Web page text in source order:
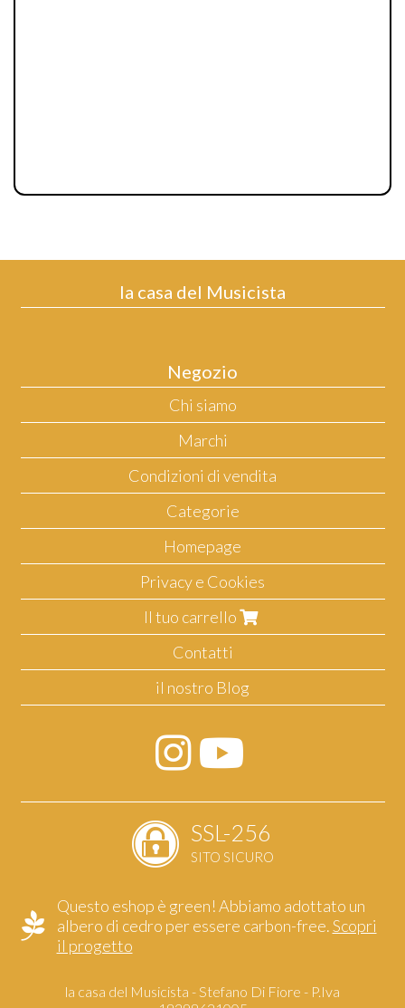
la casa del Musicista
Negozio
Chi siamo
Marchi
Condizioni di vendita
Categorie
Homepage
Privacy e Cookies
Il tuo carrello
Contatti
il nostro Blog
SSL-256
SITO SICURO
Questo eshop è green! Abbiamo adottato un
albero di cedro per essere carbon-free.Scopri
il progetto
la casa del Musicista - Stefano Di Fiore - P.Iva